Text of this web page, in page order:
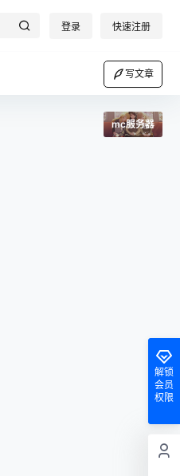
登录 快速注册
写文章
mc服务器
解锁
会员
权限